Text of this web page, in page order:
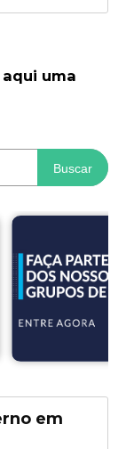
uma
Buscar
em